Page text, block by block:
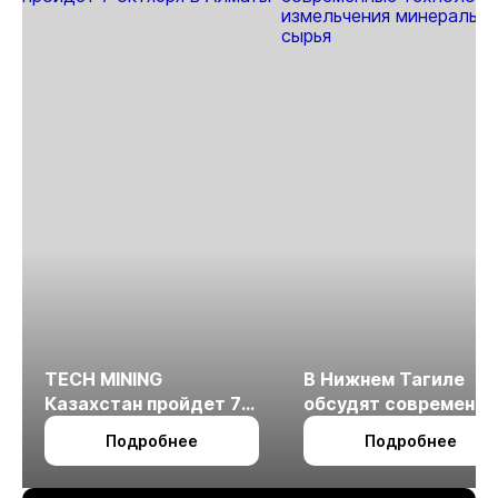
TECH MINING
Казахстан пройдет 7
октября в Алматы
Подробнее
В Нижнем Тагиле
обсудят
технологии
измельчения
Подробнее